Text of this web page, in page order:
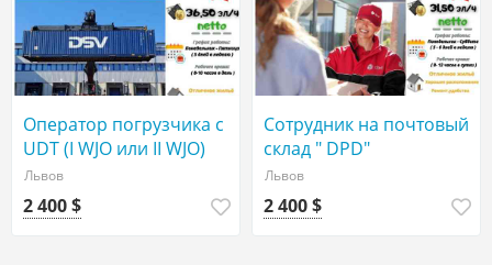
Оператор погрузчика с
UDT (I WJO или II WJO)
"DSV Solutions"
Львов
2 400 $
Сотрудник на почтовый
склад " DPD"
Львов
2 400 $